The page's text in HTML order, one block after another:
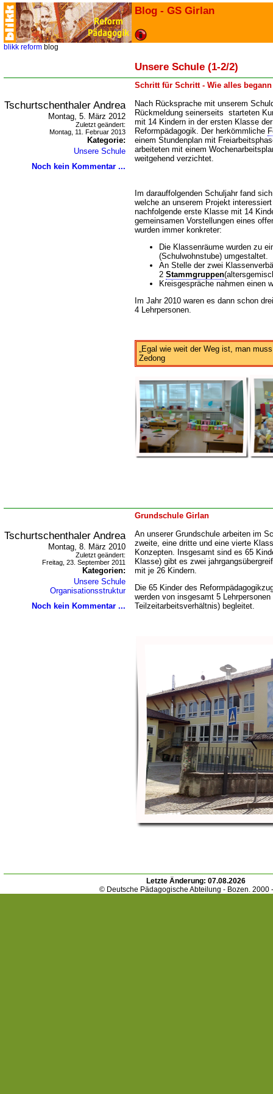
Blog - GS Girlan
blikk reform blog
Unsere Schule (1-2/2)
Schritt für Schritt - Wie alles begann
Tschurtschenthaler Andrea
Montag, 5. März 2012
Zuletzt geändert:
Montag, 11. Februar 2013
Kategorie:
Unsere Schule
Noch kein Kommentar ...
Nach Rücksprache mit unserem
Rückmeldung seinerseits starteten
mit 14 Kindern in der ersten Klasse
Reformpädagogik. Der herkömmliche
einem Stundenplan mit
arbeiteten mit einem
weitgehend verzichtet.
Im darauffolgenden Schuljahr fand
welche an unserem Projekt
nachfolgende erste Klasse mit 14
gemeinsamen Vorstellungen eines
wurden immer konkreter:
Die Klassenräume wurden zu
(Schulwohnstube) umgestaltet.
An Stelle der zwei
2 Stammgruppen
Kreisgespräche nahmen einen
Im Jahr 2010 waren es dann schon
4 Lehrpersonen.
Egal wie weit der Weg ist, man
Zedong
Grundschule Girlan
Tschurtschenthaler Andrea
Montag, 8. März 2010
Zuletzt geändert:
Freitag, 23. September 2011
Kategorien:
Unsere Schule
Organisationsstruktur
Noch kein Kommentar ...
An unserer Grundschule arbeiten im
zweite, eine dritte und eine vierte
Konzepten. Insgesamt sind es 65
Klasse) gibt es zwei
mit je 26 Kindern.
Die 65 Kinder des
werden von insgesamt 5
Teilzeitarbeitsverhältnis) begleitet.
Letzte Änderung: 07.08.2026
© Deutsche Pädagogische Abteilung - Bozen. 2000